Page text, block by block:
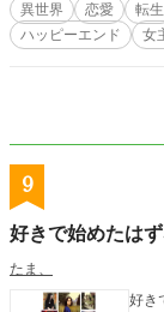
異世界 恋愛 転生
ハッピーエンド
女
9
好きで始めたは
たま、
好き